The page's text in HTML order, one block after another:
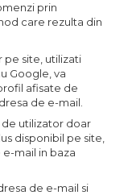
prin
care rezulta din
pe site, utilizati
Google, va
afisate de
de e-mail.
de utilizator doar
disponibil pe site,
mail in baza
de e-mail si